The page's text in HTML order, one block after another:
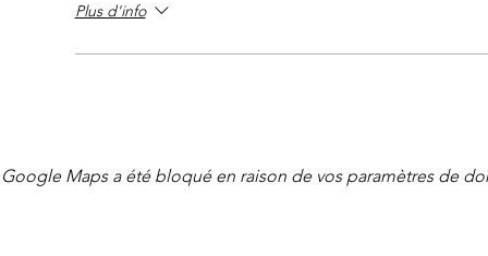
Plus d'info
Google Maps a été bloqué en raison de vos paramètres de